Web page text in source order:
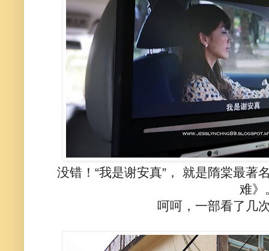
没错！“我是谢安真”， 就是隋棠最著
难》
呵呵，一部看了几